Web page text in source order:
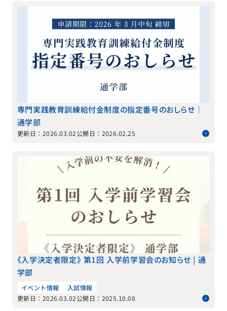
専門実践教育訓練給付金制度の指定番号のおしらせ｜
通学部
更新日：2026.03.02公開日：2026.02.25
《入学決定者限定》 第1回 入学前学習会のお知らせ | 通
学部
イベント情報
入試情報
更新日：2026.03.02公開日：2025.10.08